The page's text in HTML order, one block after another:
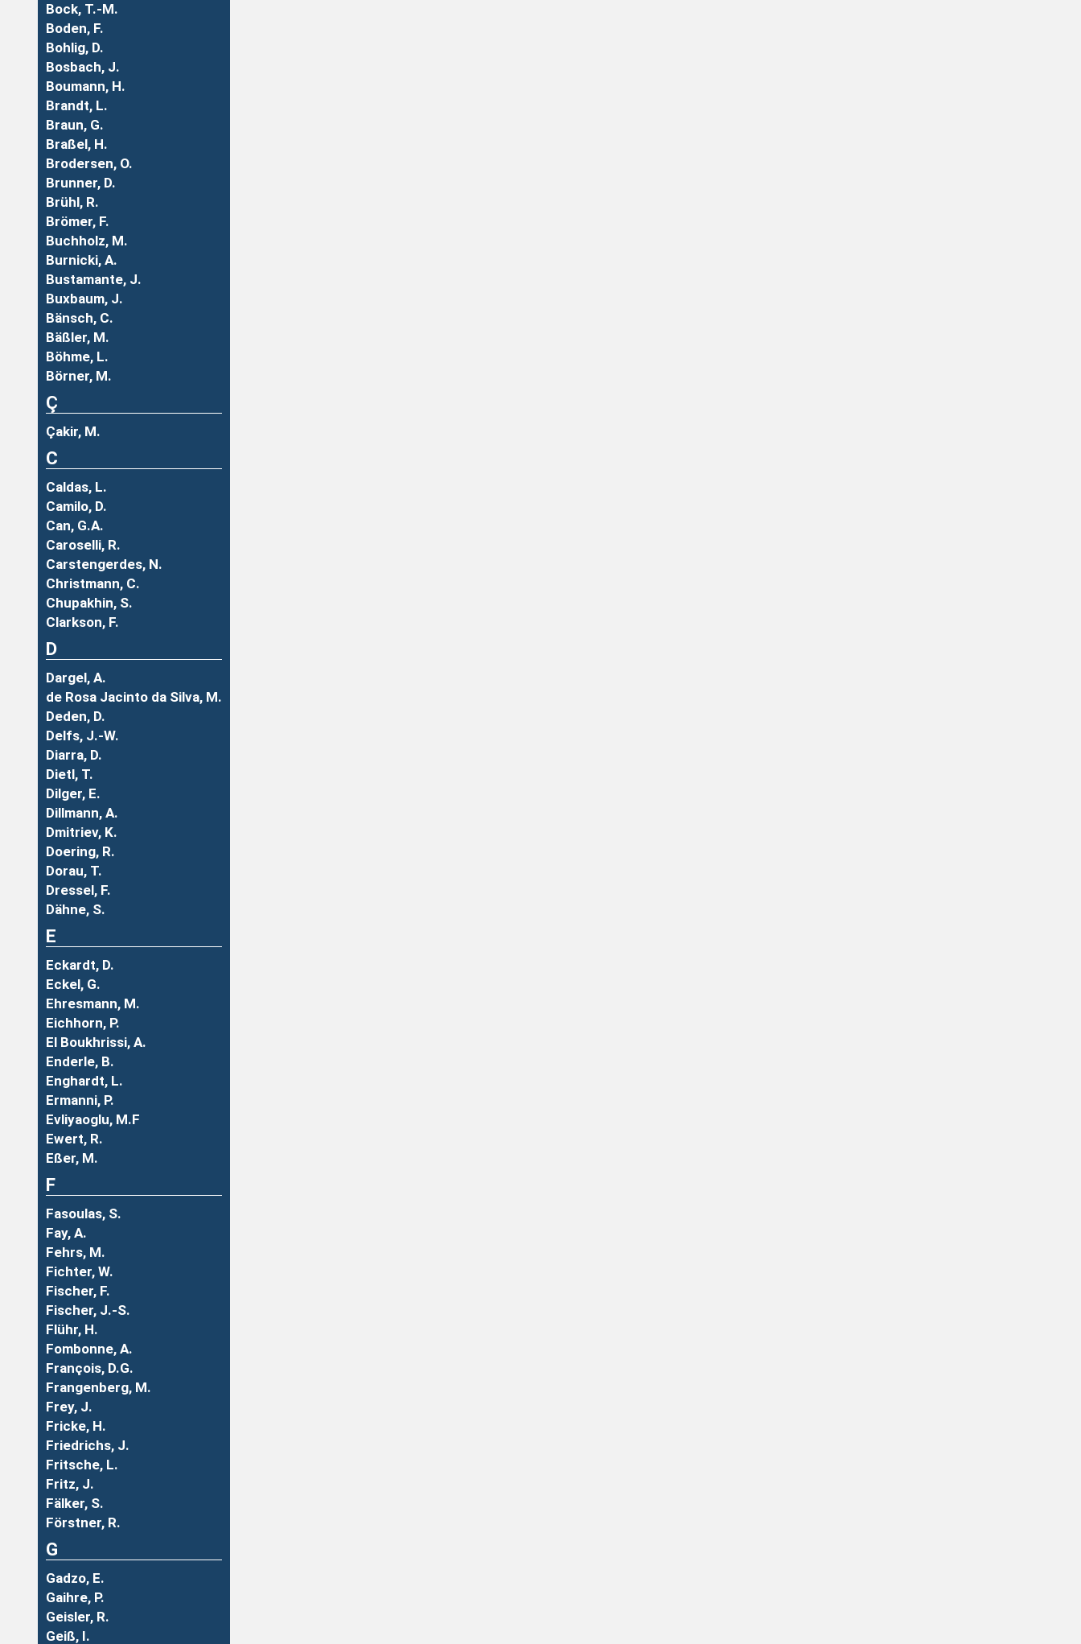
Bock, T.-M.
Boden, F.
Bohlig, D.
Bosbach, J.
Boumann, H.
Brandt, L.
Braun, G.
Braßel, H.
Brodersen, O.
Brunner, D.
Brühl, R.
Brömer, F.
Buchholz, M.
Burnicki, A.
Bustamante, J.
Buxbaum, J.
Bänsch, C.
Bäßler, M.
Böhme, L.
Börner, M.
Ç
Çakir, M.
C
Caldas, L.
Camilo, D.
Can, G.A.
Caroselli, R.
Carstengerdes, N.
Christmann, C.
Chupakhin, S.
Clarkson, F.
D
Dargel, A.
de Rosa Jacinto da Silva, M.
Deden, D.
Delfs, J.-W.
Diarra, D.
Dietl, T.
Dilger, E.
Dillmann, A.
Dmitriev, K.
Doering, R.
Dorau, T.
Dressel, F.
Dähne, S.
E
Eckardt, D.
Eckel, G.
Ehresmann, M.
Eichhorn, P.
El Boukhrissi, A.
Enderle, B.
Enghardt, L.
Ermanni, P.
Evliyaoglu, M.F
Ewert, R.
Eßer, M.
F
Fasoulas, S.
Fay, A.
Fehrs, M.
Fichter, W.
Fischer, F.
Fischer, J.-S.
Flühr, H.
Fombonne, A.
François, D.G.
Frangenberg, M.
Frey, J.
Fricke, H.
Friedrichs, J.
Fritsche, L.
Fritz, J.
Fälker, S.
Förstner, R.
G
Gadzo, E.
Gaihre, P.
Geisler, R.
Geiß, I.